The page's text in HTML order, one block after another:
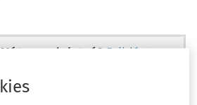
Máte predplatné? Prihláste sa